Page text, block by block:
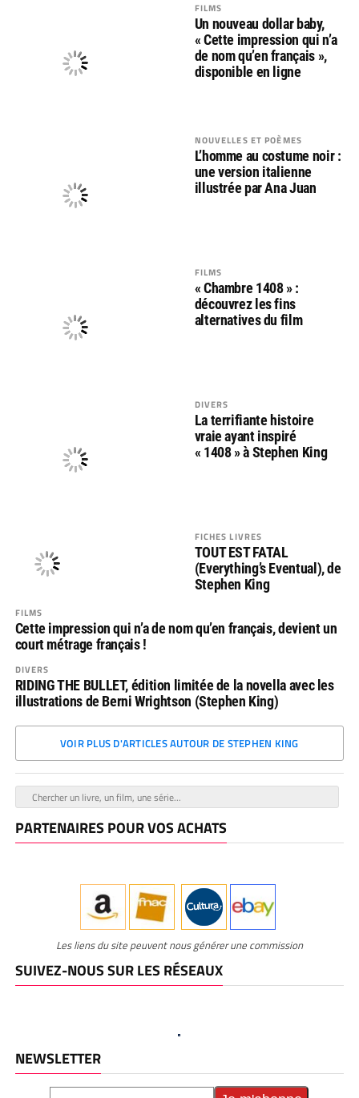
FILMS
Un nouveau dollar baby,
« Cette impression qui n’a
de nom qu’en français »,
disponible en ligne
NOUVELLES ET POÈMES
L’homme au costume noir :
une version italienne
illustrée par Ana Juan
FILMS
« Chambre 1408 » :
découvrez les fins
alternatives du film
DIVERS
La terrifiante histoire
vraie ayant inspiré
« 1408 » à Stephen King
FICHES LIVRES
TOUT EST FATAL
(Everything’s Eventual), de
Stephen King
FILMS
Cette impression qui n’a de nom qu’en français, devient un
court métrage français !
DIVERS
RIDING THE BULLET, édition limitée de la novella avec les
illustrations de Berni Wrightson (Stephen King)
VOIR PLUS D'ARTICLES AUTOUR DE STEPHEN KING
PARTENAIRES POUR VOS ACHATS
Les liens du site peuvent nous générer une commission
SUIVEZ-NOUS SUR LES RÉSEAUX
NEWSLETTER